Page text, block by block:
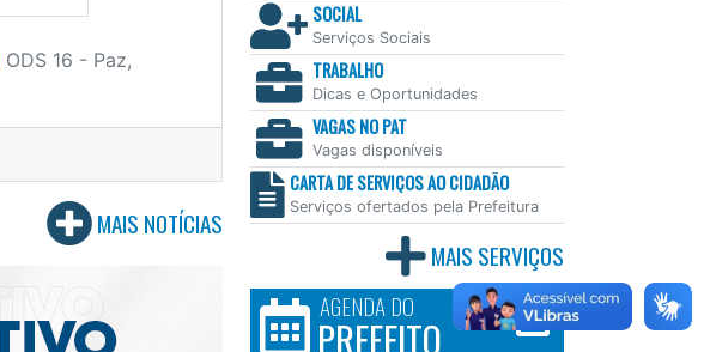
ODS 16 - Paz,
MAIS NOTÍCIAS
SOCIAL
Serviços Sociais
TRABALHO
Dicas e Oportunidades
VAGAS NO PAT
Vagas disponíveis
CARTA DE SERVIÇOS AO CIDADÃO
Serviços ofertados pela Prefeitura
MAIS SERVIÇOS
AGENDA DO
PREFEITO